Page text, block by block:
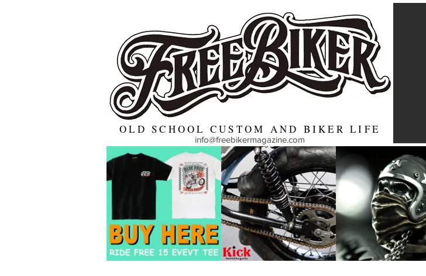
OLD SCHOOL CUSTOM AND BIKER LIFE
info@freebikermagazine.com